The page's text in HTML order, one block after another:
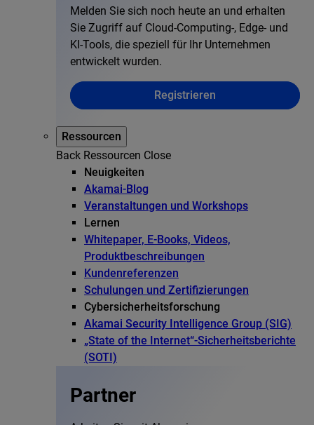
Melden Sie sich noch heute an und erhalten
Sie Zugriff auf Cloud-Computing-, Edge- und
KI-Tools, die speziell für Ihr Unternehmen
entwickelt wurden.
Registrieren
Ressourcen
Back Ressourcen Close
Neuigkeiten
Akamai-Blog
Veranstaltungen und Workshops
Lernen
Whitepaper, E-Books, Videos,
Produktbeschreibungen
Kundenreferenzen
Schulungen und Zertifizierungen
Cybersicherheitsforschung
Akamai Security Intelligence Group (SIG)
„State of the Internet“-Sicherheitsberichte
(SOTI)
Partner